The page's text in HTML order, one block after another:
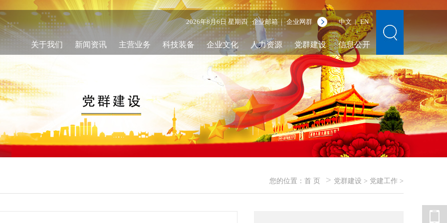
2026年8月6日 星期四企业邮箱 | 企业网群 中文 | EN
关于我们 新闻资讯 主营业务 科技装备 企业文化 人力资源 党群建设 信息公开
您的位置： 首 页 > 党群建设 > 党建工作 >